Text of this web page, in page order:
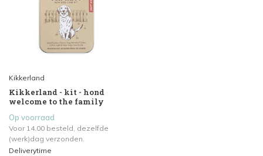
Kikkerland
Kikkerland - kit - hond
welcome to the family
Op voorraad
Voor 14.00 besteld, dezelfde
(werk)dag verzonden.
Deliverytime